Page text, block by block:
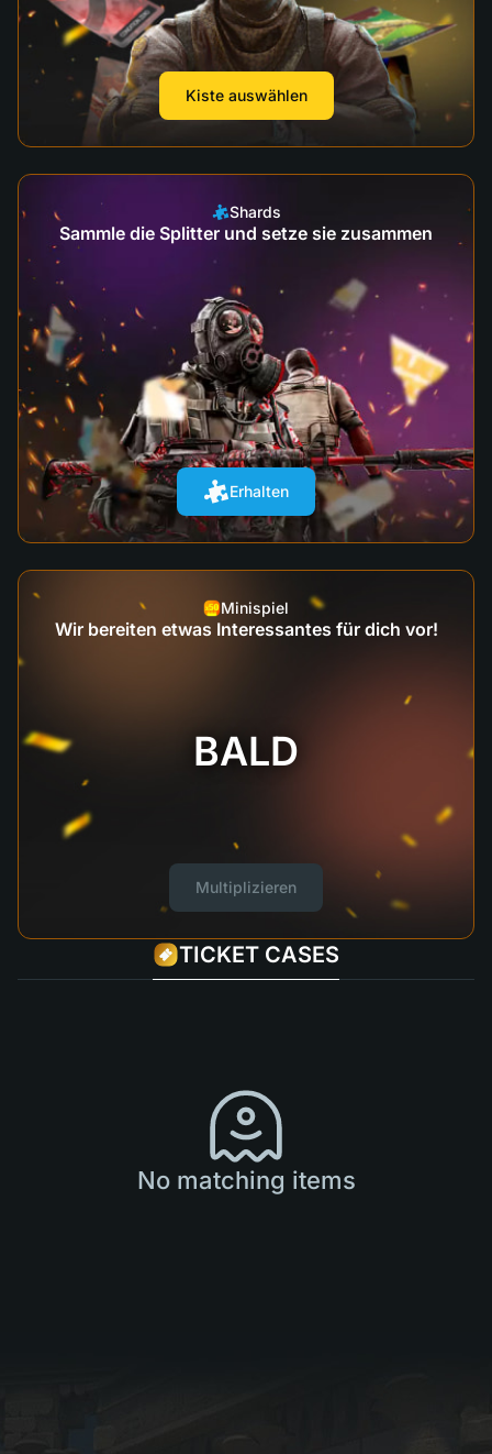
Kiste auswählen
Shards
Sammle die Splitter und setze sie zusammen
Erhalten
Minispiel
Wir bereiten etwas Interessantes für dich vor!
BALD
Multiplizieren
TICKET CASES
No matching items